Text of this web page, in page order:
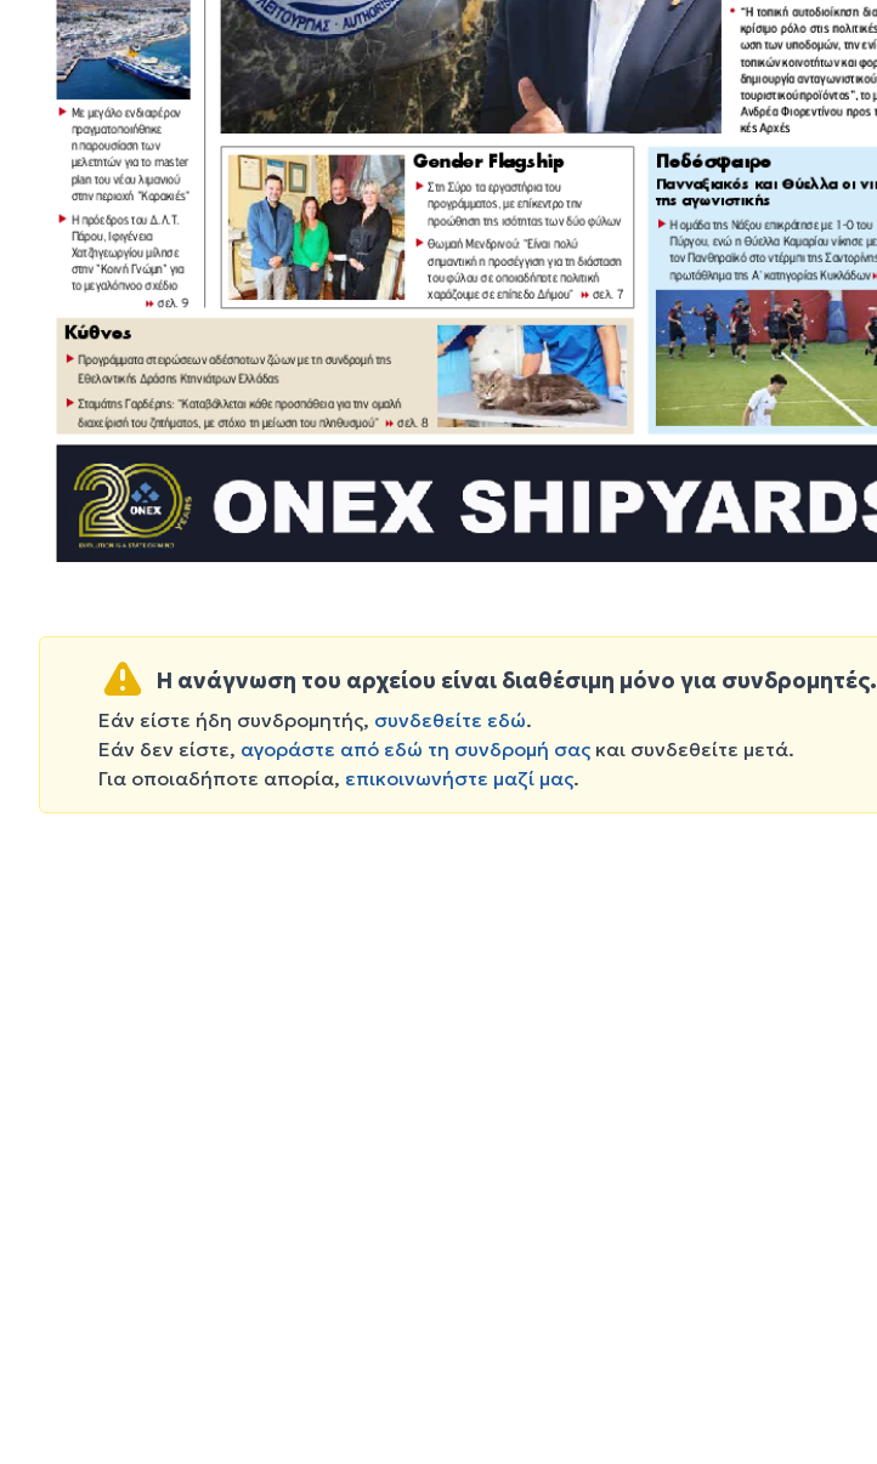
Η ανάγνωση του αρχείου είναι διαθέσιμη μόνο για συνδρομητές.
Εάν είστε ήδη συνδρομητής, συνδεθείτε εδώ.
Εάν δεν είστε, αγοράστε από εδώ τη συνδρομή σας και συνδεθείτε μετά.
Για οποιαδήποτε απορία, επικοινωνήστε μαζί μας.